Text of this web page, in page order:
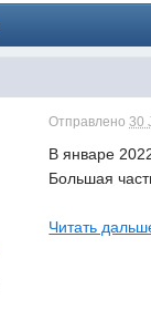
Отправлено30
В январе
Большая
Читать